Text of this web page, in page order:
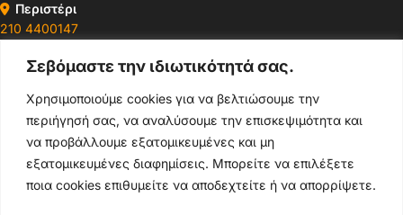
Σεβόμαστε την ιδιωτικότητά σας.
Χρησιμοποιούμε cookies για να βελτιώσουμε την
περιήγησή σας, να αναλύσουμε την επισκεψιμότητα και
να προβάλλουμε εξατομικευμένες και μη
εξατομικευμένες διαφημίσεις. Μπορείτε να επιλέξετε
ποια cookies επιθυμείτε να αποδεχτείτε ή να απορρίψετε.
Περιστέρι
210 4400147
Ωράρια & Διευθύνσεις →
210 4929089
Κεντρικό τηλέφωνο
info@thikishop.gr